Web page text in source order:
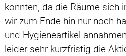
konnten, da die Räume sich
wir zum Ende hin nur noch
und Hygieneartikel
leider sehr kurzfristig die